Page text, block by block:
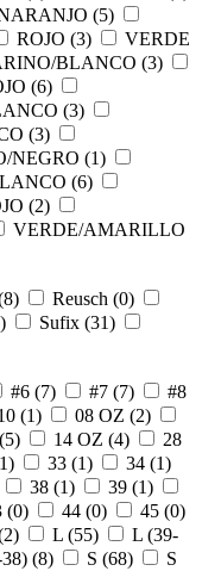
(5)
ROJO (3)
VERDE
BLANCO (3)
(6)
(3)
(3)
NEGRO (1)
(6)
(2)
VERDE/AMARILLO
Reusch (0)
Sufix (31)
#6 (7) #7 (7)
#8
(1)
08 OZ (2)
14 OZ (4)
28
33 (1)
34 (1)
38 (1)
39 (1)
(0) 44 (0)
45 (0)
L (55)
L (39-
(8) S (68)
S